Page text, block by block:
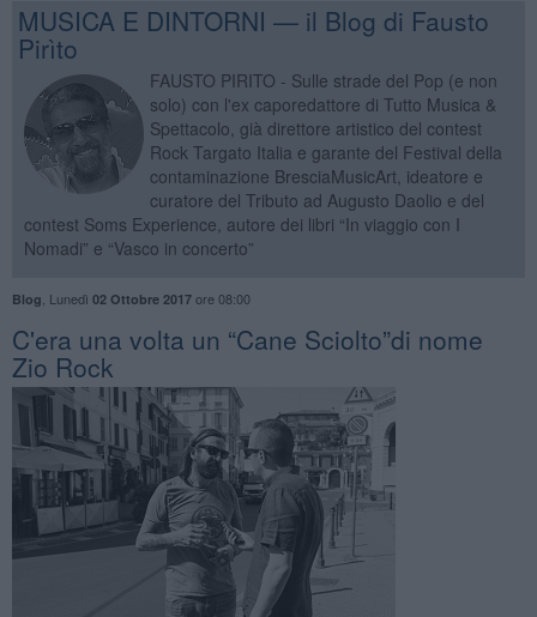
MUSICA E DINTORNI — il Blog di Fausto
Pirìto
FAUSTO PIRITO - Sulle strade del Pop (e non
solo) con l'ex caporedattore di Tutto Musica &
Spettacolo, già direttore artistico del contest
Rock Targato Italia e garante del Festival della
contaminazione BresciaMusicArt, ideatore e
curatore del Tributo ad Augusto Daolio e del
contest Soms Experience, autore dei libri “In viaggio con I
Nomadi” e “Vasco in concerto”
Blog Lunedì 02 Ottobre 2017ore 08:00
​C'era una volta un “Cane Sciolto”di nome
Zio Rock